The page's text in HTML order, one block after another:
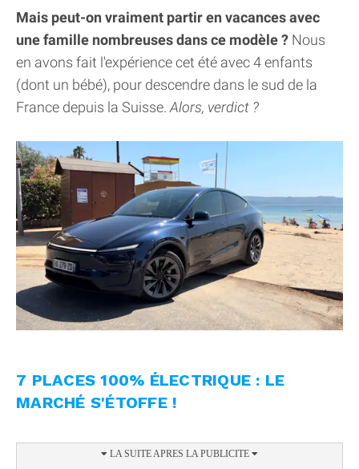
Mais peut-on vraiment partir en vacances avec
une famille nombreuses dans ce modèle ? Nous
en avons fait l'expérience cet été avec 4 enfants
(dont un bébé), pour descendre dans le sud de la
France depuis la Suisse. Alors, verdict ?
7 PLACES 100% ÉLECTRIQUE : LE
MARCHÉ S'ÉTOFFE !